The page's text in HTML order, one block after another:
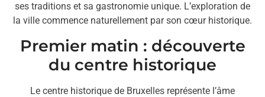
ses traditions et sa gastronomie unique. L’exploration de
la ville commence naturellement par son cœur historique.
Premier matin : découverte
du centre historique
Le centre historique de Bruxelles représente l’âme